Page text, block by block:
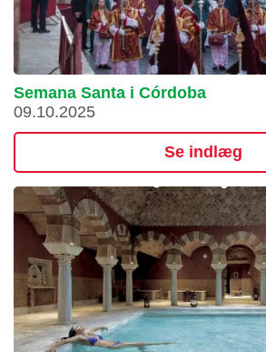
Semana Santa i Córdoba
09.10.2025
Se indlæg